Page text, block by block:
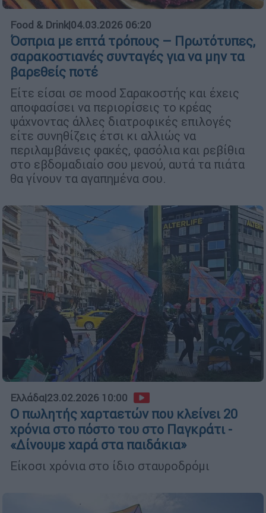
Food & Drink|04.03.2026 06:20
Όσπρια με επτά τρόπους – Πρωτότυπες,
σαρακοστιανές συνταγές για να μην τα
βαρεθείς ποτέ
Είτε είσαι σε mood Σαρακοστής και έχεις
αποφασίσει να περιορίσεις το κρέας
ψάχνοντας άλλες διατροφικές επιλογές
είτε συνηθίζεις έτσι κι αλλιώς να
περιλαμβάνεις φακές, φασόλια και ρεβίθια
στο εβδομαδιαίο σου μενού, αυτά τα πιάτα
θα γίνουν τα αγαπημένα σου.
Ελλάδα|23.02.2026 10:00
Ο πωλητής χαρταετών που κλείνει 20
χρόνια στο πόστο του στο Παγκράτι -
«Δίνουμε χαρά στα παιδάκια»
Είκοσι χρόνια στο ίδιο σταυροδρόμι